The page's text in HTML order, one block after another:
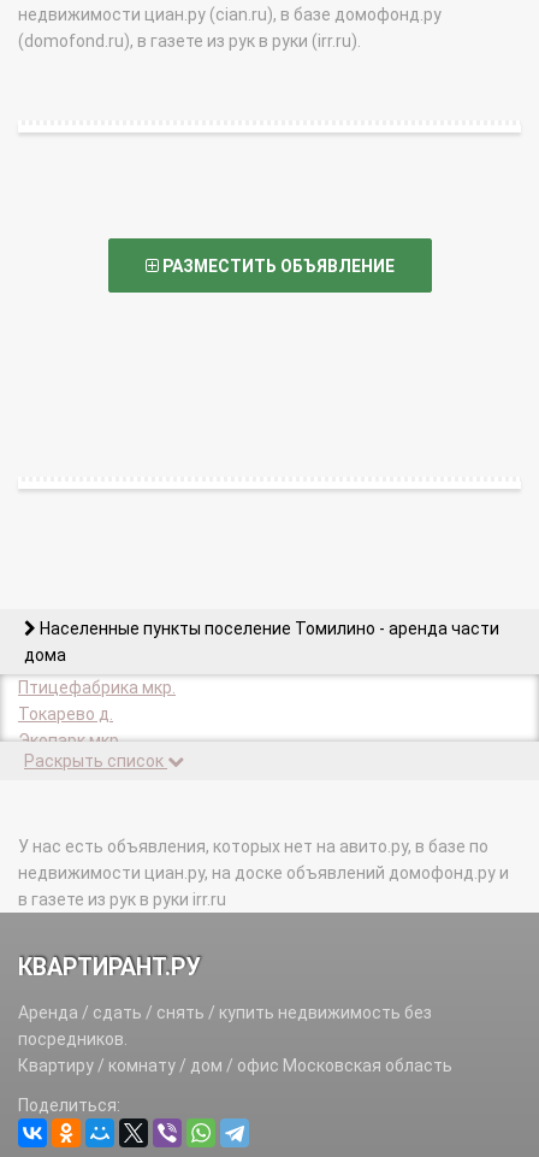
недвижимости циан.ру (cian.ru), в базе домофонд.ру
(domofond.ru), в газете из рук в руки (irr.ru).
РАЗМЕСТИТЬ ОБЪЯВЛЕНИЕ
Населенные пункты поселение Томилино - аренда части
дома
Птицефабрика мкр.
Токарево д.
Экопарк мкр.
Раскрыть список
У нас есть объявления, которых нет на авито.ру, в базе по
недвижимости циан.ру, на доске объявлений домофонд.ру и
в газете из рук в руки irr.ru
КВАРТИРАНТ.РУ
Аренда / сдать / снять / купить недвижимость без
посредников.
Квартиру / комнату / дом / офис Московская область
Поделиться: